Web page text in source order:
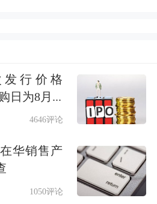
美股三大指数全线重
指暴跌4.18%，录得
最大单日跌幅；标普
，道指跌1.35%。
跌，英伟达、特斯拉
行价格
日为8月...
4646评论
华销售产
1050评论